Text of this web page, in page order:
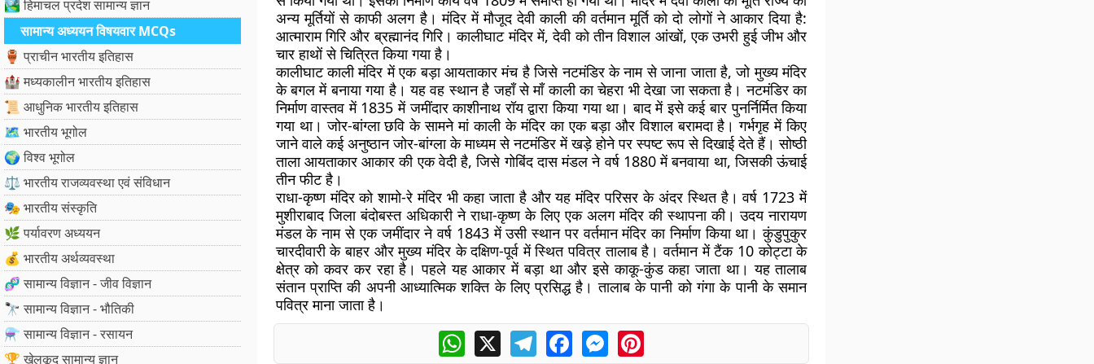
🏞️ हिमाचल प्रदेश सामान्य ज्ञान
सामान्य अध्ययन विषयवार MCQs
🏺 प्राचीन भारतीय इतिहास
🏰 मध्यकालीन भारतीय इतिहास
📜 आधुनिक भारतीय इतिहास
🗺️ भारतीय भूगोल
🌍 विश्व भूगोल
⚖️ भारतीय राजव्यवस्था एवं संविधान
🎭 भारतीय संस्कृति
🌿 पर्यावरण अध्ययन
💰 भारतीय अर्थव्यवस्था
🧬 सामान्य विज्ञान - जीव विज्ञान
🔭 सामान्य विज्ञान - भौतिकी
⚗️ सामान्य विज्ञान - रसायन
🏆 खेलकूद सामान्य ज्ञान
अन्य मूर्तियों से काफी अलग है। मंदिर में मौजूद देवी काली की वर्तमान मूर्ति को दो लोगों ने आकार दिया है:
आत्माराम गिरि और ब्रह्मानंद गिरि। कालीघाट मंदिर में, देवी को तीन विशाल आंखों, एक उभरी हुई जीभ और
चार हाथों से चित्रित किया गया है।
कालीघाट काली मंदिर में एक बड़ा आयताकार मंच है जिसे नटमंडिर के नाम से जाना जाता है, जो मुख्य मंदिर
के बगल में बनाया गया है। यह वह स्थान है जहाँ से माँ काली का चेहरा भी देखा जा सकता है। नटमंडिर का
निर्माण वास्तव में 1835 में जमींदार काशीनाथ रॉय द्वारा किया गया था। बाद में इसे कई बार पुनर्निर्मित किया
गया था। जोर-बांग्ला छवि के सामने मां काली के मंदिर का एक बड़ा और विशाल बरामदा है। गर्भगृह में किए
जाने वाले कई अनुष्ठान जोर-बांग्ला के माध्यम से नटमंडिर में खड़े होने पर स्पष्ट रूप से दिखाई देते हैं। सोष्ठी
ताला आयताकार आकार की एक वेदी है, जिसे गोबिंद दास मंडल ने वर्ष 1880 में बनवाया था, जिसकी ऊंचाई
तीन फीट है।
राधा-कृष्ण मंदिर को शामो-रे मंदिर भी कहा जाता है और यह मंदिर परिसर के अंदर स्थित है। वर्ष 1723 में
मुशीराबाद जिला बंदोबस्त अधिकारी ने राधा-कृष्ण के लिए एक अलग मंदिर की स्थापना की। उदय नारायण
मंडल के नाम से एक जमींदार ने वर्ष 1843 में उसी स्थान पर वर्तमान मंदिर का निर्माण किया था। कुंडुपुकुर
चारदीवारी के बाहर और मुख्य मंदिर के दक्षिण-पूर्व में स्थित पवित्र तालाब है। वर्तमान में टैंक 10 कोट्टा के
क्षेत्र को कवर कर रहा है। पहले यह आकार में बड़ा था और इसे काकू-कुंड कहा जाता था। यह तालाब
संतान प्राप्ति की अपनी आध्यात्मिक शक्ति के लिए प्रसिद्ध है। तालाब के पानी को गंगा के पानी के समान
पवित्र माना जाता है।
WhatsApp
X TelegramFacebookMessengerPinterest